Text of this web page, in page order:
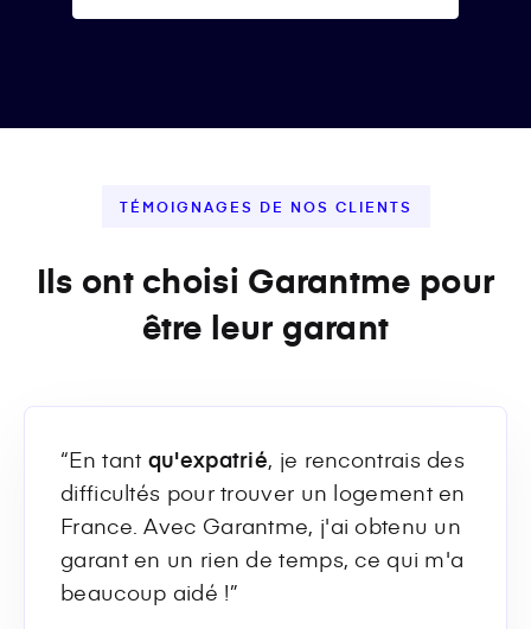
TÉMOIGNAGES DE NOS CLIENTS
Ils ont choisi Garantme pour
être leur garant
“En tant qu'expatrié, je rencontrais des
difficultés pour trouver un logement en
France. Avec Garantme, j'ai obtenu un
garant en un rien de temps, ce qui m'a
beaucoup aidé !”